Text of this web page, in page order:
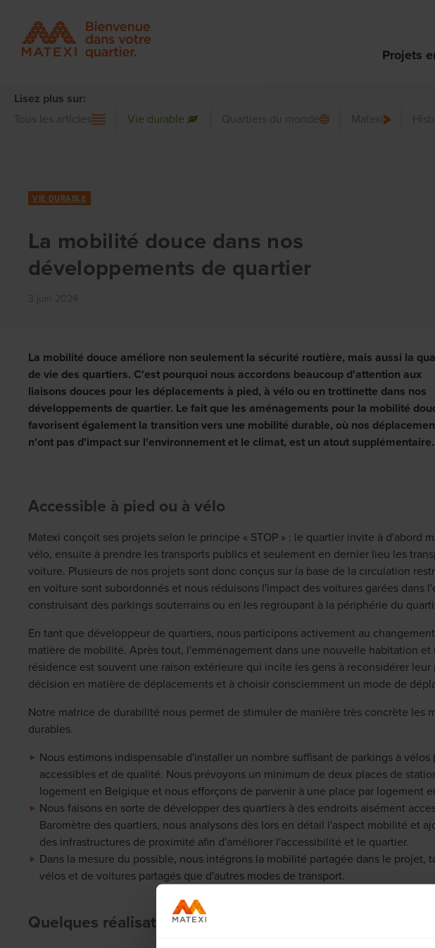
Projets
Lisez plus sur:
Tous les articles
Vie durable Quartiers du monde Matexi
VIE DURABLE
La mobilité douce dans nos
développements de quartier
La mobilité douce améliore non seulement la sécurité routière, mais aussi la
de vie des quartiers. C'est pourquoi nous accordons beaucoup d'attention aux
liaisons douces pour les déplacements à pied, à vélo ou en trottinette dans nos
développements de quartier. Le fait que les aménagements pour la mobilité
favorisent également la transition vers une mobilité durable, où nos
n'ont pas d'impact sur l'environnement et le climat, est un atout supplémentaire.
Accessible à pied ou à vélo
Matexi conçoit ses projets selon le principe « STOP » : le quartier invite à d'abord
vélo, ensuite à prendre les transports publics et seulement en dernier lieu les
voiture. Plusieurs de nos projets sont donc conçus sur la base de la circulation
en voiture sont subordonnés et nous réduisons l'impact des voitures garées dans
construisant des parkings souterrains ou en les regroupant à la périphérie du
En tant que développeur de quartiers, nous participons activement au
matière de mobilité. Après tout, l'emménagement dans une nouvelle habitation
résidence est souvent une raison extérieure qui incite les gens à reconsidérer leur
décision en matière de déplacements et à choisir consciemment un mode de
Notre matrice de durabilité nous permet de stimuler de manière très concrète les
durables.
Nous estimons indispensable d'installer un nombre suffisant de parkings à vélos
accessibles et de qualité. Nous prévoyons un minimum de deux places de
logement en Belgique et nous efforçons de parvenir à une place par logement
Nous faisons en sorte de développer des quartiers à des endroits aisément
Baromètre des quartiers, nous analysons dès lors en détail l'aspect mobilité et
des infrastructures de proximité afin d'améliorer l'accessibilité et le quartier.
Dans la mesure du possible, nous intégrons la mobilité partagée dans le projet,
vélos et de voitures partagés que d'autres modes de transport.
Quelques réalisations de 2023